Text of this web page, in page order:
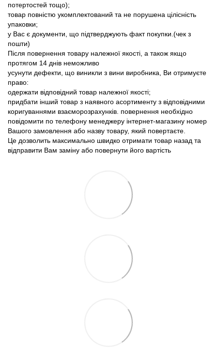
потертостей тощо);
товар повністю укомплектований та не порушена цілісність
упаковки;
у Вас є документи, що підтверджують факт покупки.(чек з
пошти)
Після повернення товару належної якості, а також якщо
протягом 14 днів неможливо
усунути дефекти, що виникли з вини виробника, Ви отримуєте
право:
одержати відповідний товар належної якості;
придбати інший товар з наявного асортименту з відповідними
коригуваннями взаєморозрахунків. повернення необхідно
повідомити по телефону менеджеру інтернет-магазину номер
Вашого замовлення або назву товару, який повертаєте.
Це дозволить максимально швидко отримати товар назад та
відправити Вам заміну або повернути його вартість